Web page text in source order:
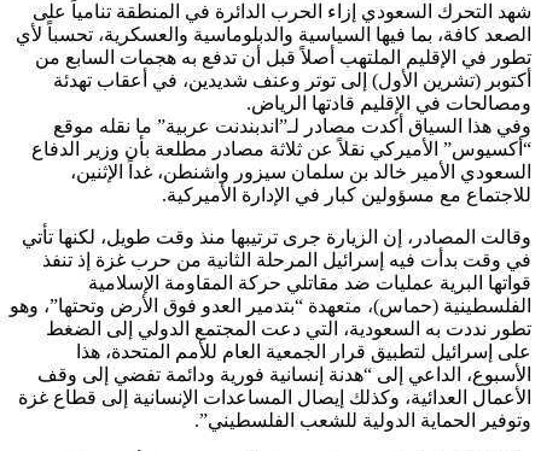
شهد التحرك السعودي إزاء الحرب الدائرة في المنطقة تنامياً على
الصعد كافة، بما فيها السياسية والدبلوماسية والعسكرية، تحسباً لأي
تطور في الإقليم الملتهب أصلاً قبل أن تدفع به هجمات السابع من
أكتوبر (تشرين الأول) إلى توتر وعنف شديدين، في أعقاب تهدئة
ومصالحات في الإقليم قادتها الرياض.
وفي هذا السياق أكدت مصادر لـ”اندبندنت عربية” ما نقله موقع
“أكسيوس” الأميركي نقلاً عن ثلاثة مصادر مطلعة بأن وزير الدفاع
السعودي الأمير خالد بن سلمان سيزور واشنطن، غداً الإثنين،
للاجتماع مع مسؤولين كبار في الإدارة الأميركية.
وقالت المصادر، إن الزيارة جرى ترتيبها منذ وقت طويل، لكنها تأتي
في وقت بدأت فيه إسرائيل المرحلة الثانية من حرب غزة إذ تنفذ
قواتها البرية عمليات ضد مقاتلي حركة المقاومة الإسلامية
الفلسطينية (حماس)، متعهدة “بتدمير العدو فوق الأرض وتحتها”، وهو
تطور نددت به السعودية، التي دعت المجتمع الدولي إلى الضغط
على إسرائيل لتطبيق قرار الجمعية العام للأمم المتحدة، هذا
الأسبوع، الداعي إلى “هدنة إنسانية فورية ودائمة تفضي إلى وقف
الأعمال العدائية، وكذلك إيصال المساعدات الإنسانية إلى قطاع غزة
وتوفير الحماية الدولية للشعب الفلسطيني”.